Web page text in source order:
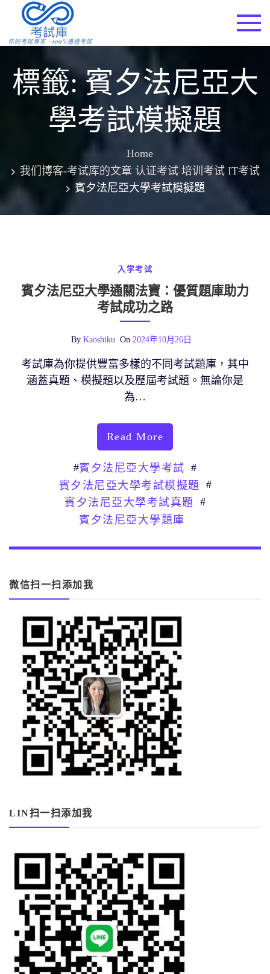
content
標籤:賓夕法尼亞大
學考試模擬題
Home
我们博客-考试库的文章 认证考试 培训考试 IT考试
賓夕法尼亞大學考試模擬題
入学考试
賓夕法尼亞大學通關法寶：優質題庫助力
考試成功之路
By Kaoshiku On 2024年10月26日
考試庫為你提供豐富多樣的不同考試題庫，其中
涵蓋真題、模擬題以及歷屆考試題。無論你是
為…
Read More
#賓夕法尼亞大學考試 #
賓夕法尼亞大學考試模擬題
#
賓夕法尼亞大學考試真題
#
賓夕法尼亞大學題庫
微信扫一扫添加我
LIN扫一扫添加我